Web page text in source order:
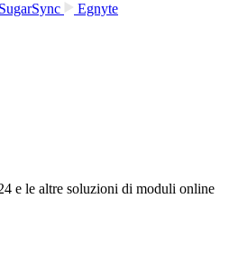
SugarSync
Egnyte
e le altre soluzioni di moduli online